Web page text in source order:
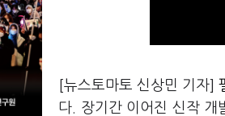
[뉴스토마토 신상민 기자]
다. 장기간 이어진 신작 개